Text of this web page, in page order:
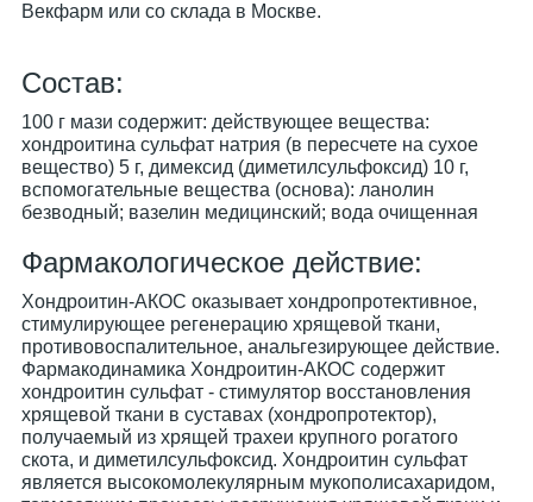
Векфарм или со склада в Москве.
Cостав:
100 г мази содержит: действующее вещества:
хондроитина сульфат натрия (в пересчете на сухое
вещество) 5 г, димексид (диметилсульфоксид) 10 г,
вспомогательные вещества (основа): ланолин
безводный; вазелин медицинский; вода очищенная
Фармакологическое действие:
Хондроитин-АКОС оказывает хондропротективное,
стимулирующее регенерацию хрящевой ткани,
противовоспалительное, анальгезирующее действие.
Фармакодинамика Хондроитин-АКОС содержит
хондроитин сульфат - стимулятор восстановления
хрящевой ткани в суставах (хондропротектор),
получаемый из хрящей трахеи крупного рогатого
скота, и диметилсульфоксид. Хондроитин сульфат
является высокомолекулярным мукополисахаридом,